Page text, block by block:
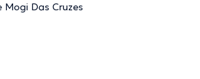
Mogi Das Cruzes